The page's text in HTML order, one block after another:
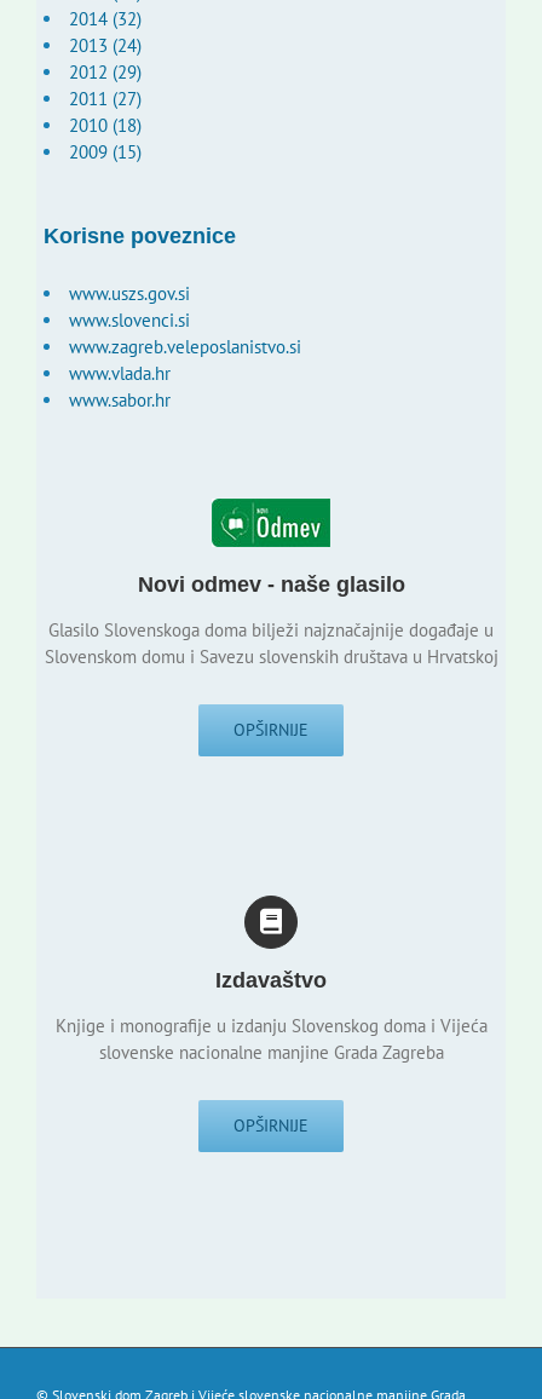
2014 (32)
2013 (24)
2012 (29)
2011 (27)
2010 (18)
2009 (15)
Korisne poveznice
www.uszs.gov.si
www.slovenci.si
www.zagreb.veleposlanistvo.si
www.vlada.hr
www.sabor.hr
Novi odmev - naše glasilo
Glasilo Slovenskoga doma bilježi najznačajnije događaje u
Slovenskom domu i Savezu slovenskih društava u Hrvatskoj
OPŠIRNIJE
Izdavaštvo
Knjige i monografije u izdanju Slovenskog doma i Vijeća
slovenske nacionalne manjine Grada Zagreba
OPŠIRNIJE
© Slovenski dom Zagreb i Vijeće slovenske nacionalne manjine Grada